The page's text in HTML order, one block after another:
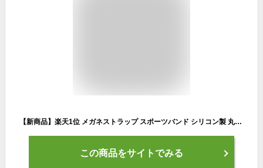
【新商品】楽天1位 メガネストラップ スポーツバンド シリコン製 丸型 メガネバンド ズレ落ち防止 ずり落ち防止 ズレ防止 ずれ 落ち 防止 キッズ 子供 メンズ レディース 大人 子眼鏡 めがね
この商品をサイトでみる